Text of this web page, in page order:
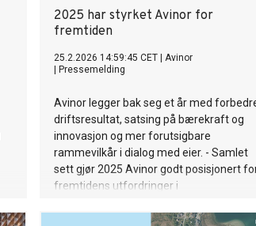
2025 har styrket Avinor for
fremtiden
25.2.2026 14:59:45 CET
Avinor
Pressemelding
Avinor legger bak seg et år med
driftsresultat, satsing på bærekraft og
innovasjon og mer forutsigbare
rammevilkår i dialog med eier. - Samlet
sett gjør 2025 Avinor godt posisjonert
fremtidens utfordringer i